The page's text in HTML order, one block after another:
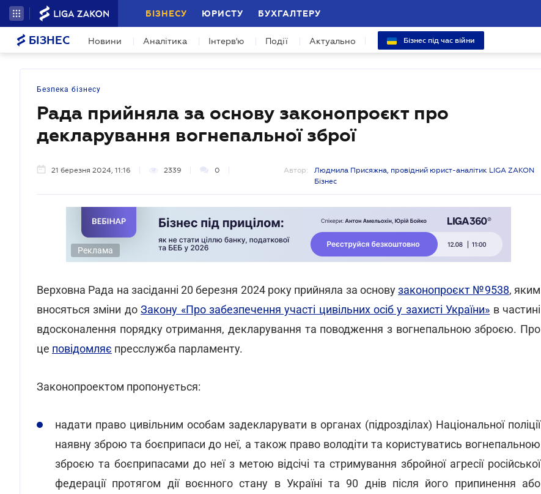
БІЗНЕСУ ЮРИСТУ БУХГАЛТЕРУ
БІЗНЕС Новини Аналітика Інтерв'ю Події Актуально Бізнес під час війни
Безпека бізнесу
Рада прийняла за основу законопроєкт про
декларування вогнепальної зброї
21 березня 2024, 11:16 2339 0 Автор:
Людмила Присяжна, провідний юрист-аналітик LIGA ZAKON
Бізнес
Реклама
Верховна Рада на засіданні 20 березня 2024 року прийняла за основузаконопроєкт №9538, яким
вносяться зміни доЗакону «Про забезпечення участі цивільних осіб у захисті України» в частині
вдосконалення порядку отримання, декларування та поводження з вогнепальною зброєю. Про
це повідомляє пресслужба парламенту.
Законопроектом пропонується:
надати право цивільним особам задекларувати в органах (підрозділах) Національної поліції
наявну зброю та боєприпаси до неї, а також право володіти та користуватись вогнепальною
зброєю та боєприпасами до неї з метою відсічі та стримування збройної агресії російської
федерації протягом дії воєнного стану в Україні та 90 днів після його припинення або